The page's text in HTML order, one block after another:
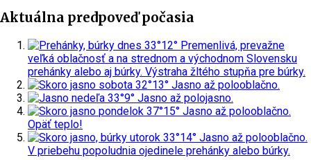
Aktuálna predpoveď počasia
dnes 33°12° Premenlivá, prevažne
veľká oblačnosť a na strednom a východnom Slovensku
prehánky alebo aj búrky. Výstraha žltého stupňa pre búrky.
sobota 32°13° Jasno až polooblačno.
nedeľa 33°9° Jasno až polojasno.
pondelok 37°15° Jasno až polooblačno.
Opäť teplo!
utorok 33°14° Jasno až polooblačno.
V priebehu popoludnia ojedinele prehánky alebo búrky.